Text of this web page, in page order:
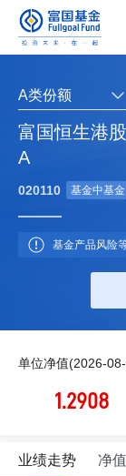
富国恒生港
A
A类份额
020110 基金中基金
基金产品风险
单位净值(2026-
1.2908
业绩走势 净